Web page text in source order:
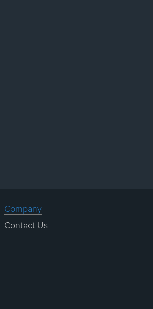
Company
Contact Us